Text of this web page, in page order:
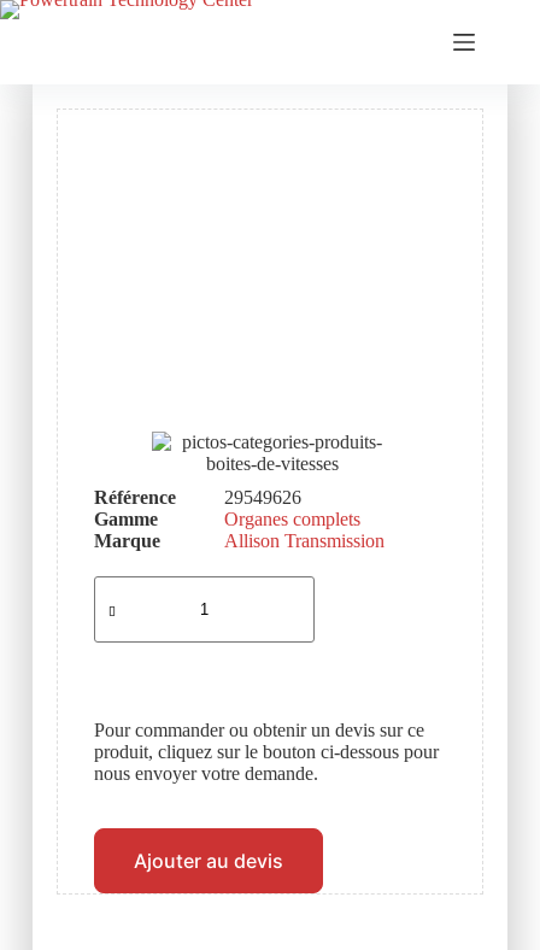
Référence
29549626
Gamme
Organes complets
Marque
Allison Transmission
Pour commander ou obtenir un devis sur ce
produit, cliquez sur le bouton ci-dessous pour
nous envoyer votre demande.
Ajouter au devis